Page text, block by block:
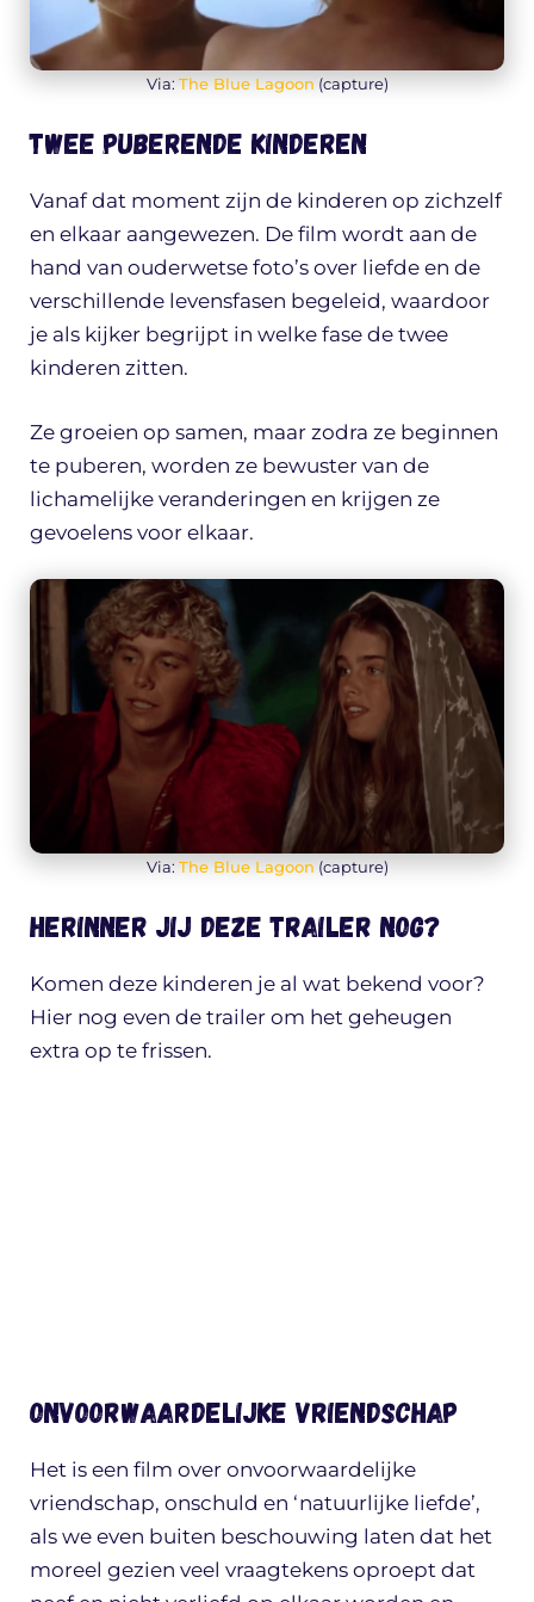
Via: The Blue Lagoon (capture)
Twee puberende kinderen
Vanaf dat moment zijn de kinderen op zichzelf
en elkaar aangewezen. De film wordt aan de
hand van ouderwetse foto’s over liefde en de
verschillende levensfasen begeleid, waardoor
je als kijker begrijpt in welke fase de twee
kinderen zitten.
Ze groeien op samen, maar zodra ze beginnen
te puberen, worden ze bewuster van de
lichamelijke veranderingen en krijgen ze
gevoelens voor elkaar.
Via: The Blue Lagoon (capture)
Herinner jij deze trailer nog?
Komen deze kinderen je al wat bekend voor?
Hier nog even de trailer om het geheugen
extra op te frissen.
Onvoorwaardelijke vriendschap
Het is een film over onvoorwaardelijke
vriendschap, onschuld en ‘natuurlijke liefde’,
als we even buiten beschouwing laten dat het
moreel gezien veel vraagtekens oproept dat